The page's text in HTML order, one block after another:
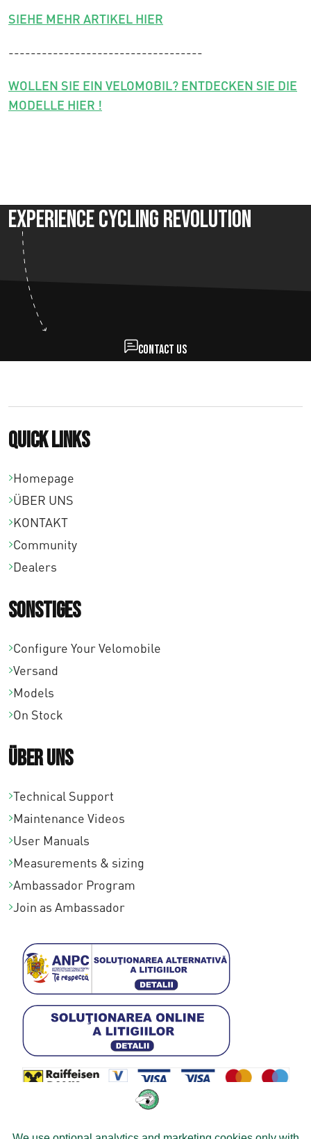
SIEHE MEHR ARTIKEL HIER
-----------------------------------
WOLLEN SIE EIN VELOMOBIL? ENTDECKEN SIE DIE
MODELLE HIER !
Experience Cycling Revolution
Contact us
Quick links
Homepage
ÜBER UNS
KONTAKT
Community
Dealers
Sonstiges
Configure Your Velomobile
Versand
Models
On Stock
Über uns
Technical Support
Maintenance Videos
User Manuals
Measurements & sizing
Ambassador Program
Join as Ambassador